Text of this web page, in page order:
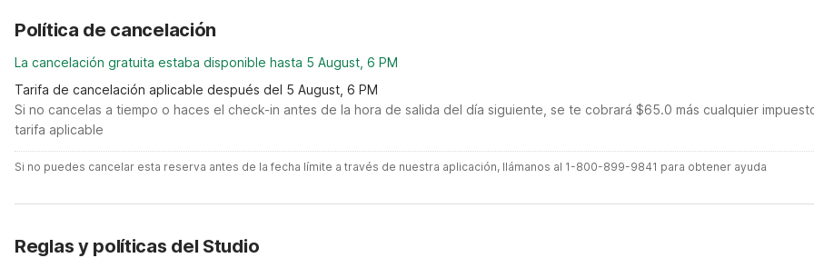
Política de cancelación
La cancelación gratuita estaba disponible hasta 5 August, 6 PM
Tarifa de cancelación aplicable después del 5 August, 6 PM
Si no cancelas a tiempo o haces el check-in antes de la hora de salida del día siguiente, se te cobrará $65.0 más cualquier
tarifa aplicable
Si no puedes cancelar esta reserva antes de la fecha límite a través de nuestra aplicación, llámanos al 1-800-899-9841 para obtener ayuda
Reglas y políticas del Studio